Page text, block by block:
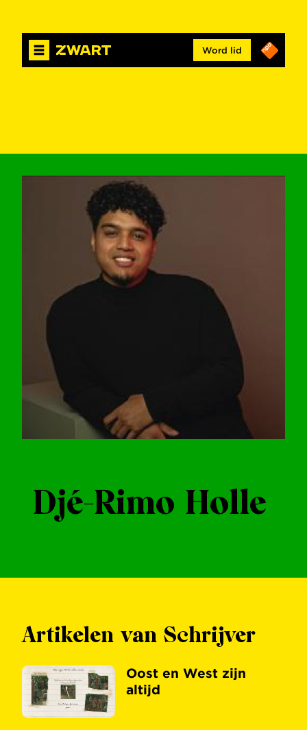
Word lid
Djé-Rimo Holle
Artikelen van Schrijver
Oost en West zijn
altijd